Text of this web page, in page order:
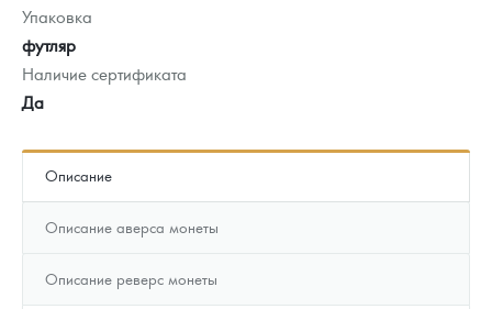
Упаковка
футляр
Наличие сертификата
Да
Описание
Описание аверса монеты
Описание реверс монеты